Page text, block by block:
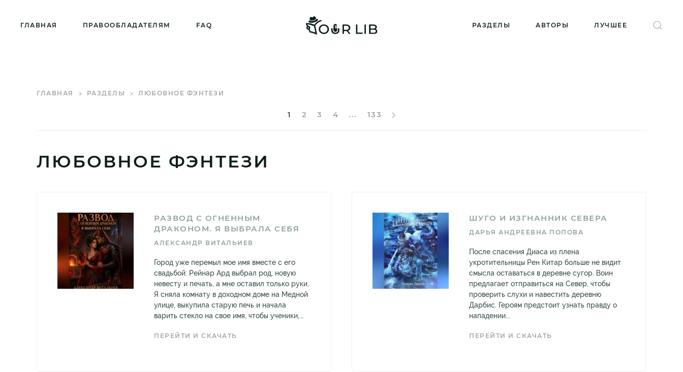
ГЛАВНАЯ ПРАВООБЛАДАТЕЛЯМ FAQ РАЗДЕЛЫ АВТОРЫ ЛУЧШЕЕ
ГЛАВНАЯ РАЗДЕЛЫ ЛЮБОВНОЕ ФЭНТЕЗИ
1 2 3 4 ... 133
ЛЮБОВНОЕ ФЭНТЕЗИ
РАЗВОД С ОГНЕННЫМ
ДРАКОНОМ. Я ВЫБРАЛА СЕБЯ
АЛЕКСАНДР ВИТАЛЬИЕВ
Город уже перемыл мое имя вместе с его
свадьбой: Рейнар Ард выбрал род, новую
невесту и печать, а мне оставил только руки.
Я сняла комнату в доходном доме на Медной
улице, выкупила старую печь и начала
варить стекло на свое имя, чтобы ученики,...
ПЕРЕЙТИ И СКАЧАТЬ
ШУГО И ИЗГНАННИК СЕВЕРА
ДАРЬЯ АНДРЕЕВНА ПОПОВА
После спасения Диаса из плена
укротительницы Рен Китар больше не видит
смысла оставаться в деревне сугор. Воин
предлагает отправиться на Север, чтобы
проверить слухи и навестить деревню
Дарбис. Героям предстоит узнать правду о
нападении...
ПЕРЕЙТИ И СКАЧАТЬ